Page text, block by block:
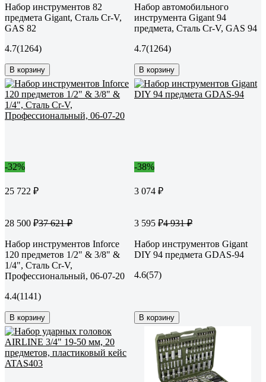
Набор инструментов 82
предмета Gigant, Сталь Cr-V,
GAS 82
4.7(1264)
В корзину
Набор автомобильного
инструмента Gigant 94
предмета, Сталь Cr-V, GAS 94
4.7(1264)
В корзину
-32%
25 722 ₽
28 500 ₽37 621 ₽
Набор инструментов Inforce
120 предметов 1/2" & 3/8" &
1/4", Сталь Cr-V,
Профессиональный, 06-07-20
4.4(1141)
В корзину
-38%
3 074 ₽
3 595 ₽4 931 ₽
Набор инструментов Gigant
DIY 94 предмета GDAS-94
4.6(57)
В корзину